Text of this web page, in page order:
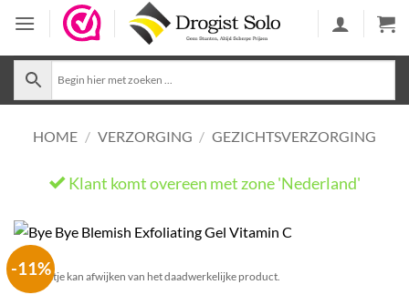
HOME / VERZORGING / GEZICHTSVERZORGING
Klant komt overeen met zone 'Nederland'
-11%
Het plaatje kan afwijken van het daadwerkelijke product.